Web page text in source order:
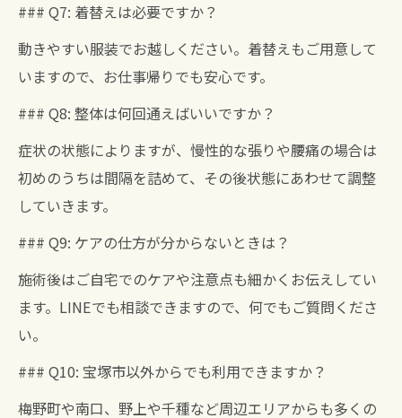
### Q7: 着替えは必要ですか？
動きやすい服装でお越しください。着替えもご用意して
いますので、お仕事帰りでも安心です。
### Q8: 整体は何回通えばいいですか？
症状の状態によりますが、慢性的な張りや腰痛の場合は
初めのうちは間隔を詰めて、その後状態にあわせて調整
していきます。
### Q9: ケアの仕方が分からないときは？
施術後はご自宅でのケアや注意点も細かくお伝えしてい
ます。LINEでも相談できますので、何でもご質問くださ
い。
### Q10: 宝塚市以外からでも利用できますか？
梅野町や南口、野上や千種など周辺エリアからも多くの